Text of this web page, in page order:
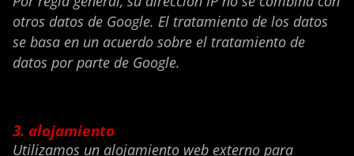
otros datos de Google. El tratamiento de los datos
se basa en un acuerdo sobre el tratamiento de
datos por parte de Google.
3. alojamiento
Utilizamos un alojamiento web externo para